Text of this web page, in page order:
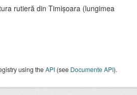
rutieră din Timișoara (lungimea
using theAPI (see Documente API).